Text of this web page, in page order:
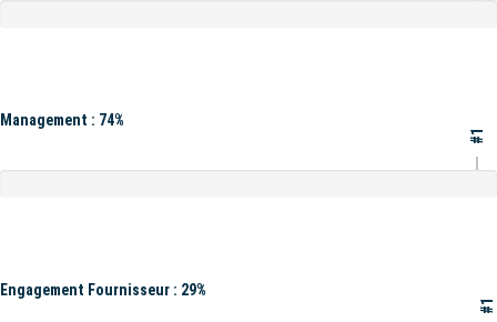
Management : 74%
#1
Engagement Fournisseur : 29%
#1